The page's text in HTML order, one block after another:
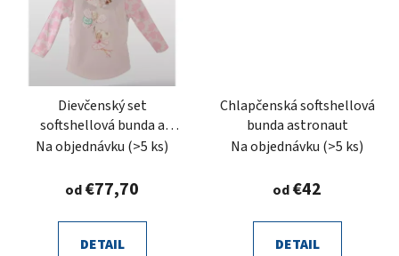
Dievčenský set
softshellová bunda a
nohavice s fleecom
Na objednávku (>5 ks)
od€77,70
DETAIL
Chlapčenská softshellová
bunda astronaut
Na objednávku (>5 ks)
od€42
DETAIL